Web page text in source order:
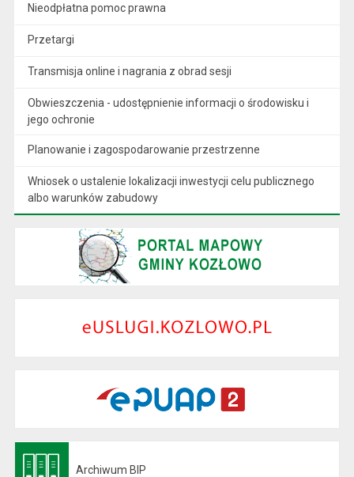
Nieodpłatna pomoc prawna
Przetargi
Transmisja online i nagrania z obrad sesji
Obwieszczenia - udostępnienie informacji o środowisku i
jego ochronie
Planowanie i zagospodarowanie przestrzenne
Wniosek o ustalenie lokalizacji inwestycji celu publicznego
albo warunków zabudowy
Archiwum BIP